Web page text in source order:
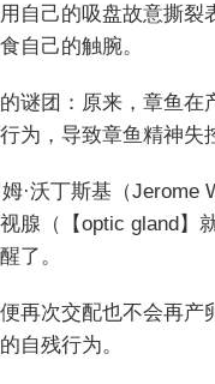
自己的吸盘故意撕裂
自己的触腕。
谜团：原来，章鱼在
为，导致章鱼精神失
·沃丁斯基（Jerome
腺（【optic gland】
了。
再次交配也不会再产
自残行为。